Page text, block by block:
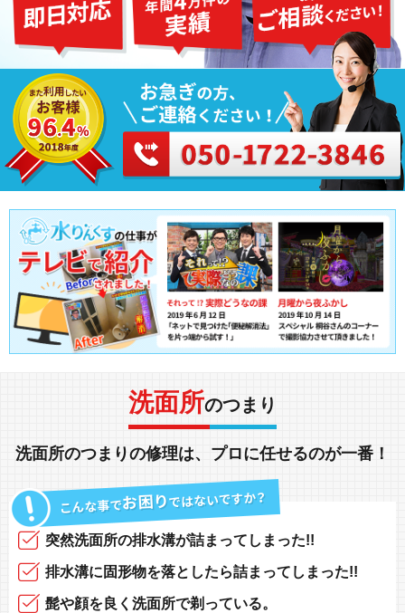
洗面所のつまり
洗面所のつまりの修理は、 プロに任せるのが一番！
突然洗面所の排水溝が詰まってしまった!!
排水溝に固形物を落としたら詰まってしまった!!
髭や顔を良く洗面所で剃っている。